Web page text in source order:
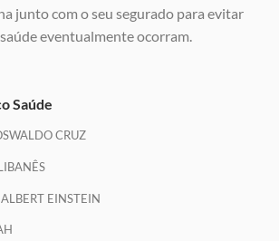
junto com o seu segurado para evitar
eventualmente ocorram.
Saúde
CRUZ
EINSTEIN